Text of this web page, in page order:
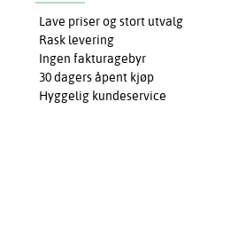
Lave priser og stort utvalg
Rask levering
Ingen fakturagebyr
30 dagers åpent kjøp
Hyggelig kundeservice